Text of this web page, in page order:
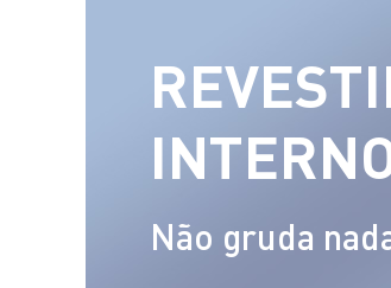
Não gruda